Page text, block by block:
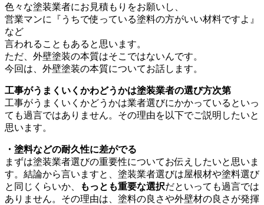
色々な塗装業者にお見積もりをお願いし、
営業マンに『うちで使っている塗料の方がいい材料ですよ』
など
言われることもあると思います。
ただ、外壁塗装の本質はそこではないんです。
今回は、外壁塗装の本質についてお話します。
工事がうまくいくかわどうかは塗装業者の選び方次第
工事がうまくいくかどうかは業者選びにかかっているといっ
ても過言ではありません。その理由を以下でご説明したいと
思います。
・ 塗料などの耐久性に差がでる
まずは塗装業者選びの重要性についてお伝えしたいと思いま
す。結論から言いますと、塗装業者選びは屋根材や塗料選び
と同じくらいか、
もっとも重要な選択だといっても過言では
ありません。その理由は、塗料の良さや外壁材の良さが発揮